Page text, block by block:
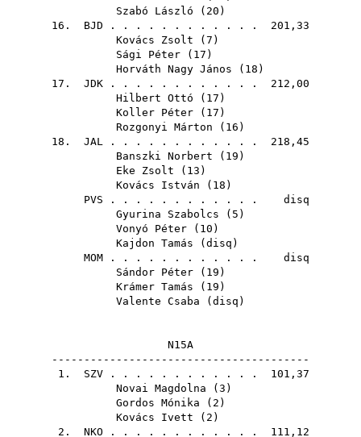
Szabó László ( 20 )
16. BJD . . . . . . . . . . . . 201,33
Kovács Zsolt ( 7 )
Sági Péter ( 17 )
Horváth Nagy János ( 18 )
17. JDK . . . . . . . . . . . . 212,00
Hilbert Ottó ( 17 )
Koller Péter ( 17 )
Rozgonyi Márton ( 16 )
18. JAL . . . . . . . . . . . . 218,45
Banszki Norbert ( 19 )
Eke Zsolt ( 13 )
Kovács István ( 18 )
PVS . . . . . . . . . . . . disq
Gyurina Szabolcs ( 5 )
Vonyó Péter ( 10 )
Kajdon Tamás ( disq )
MOM . . . . . . . . . . . . disq
Sándor Péter ( 19 )
Krámer Tamás ( 19 )
Valente Csaba ( disq )
N15A
----------------------------------------
1. SZV . . . . . . . . . . . . 101,37
Novai Magdolna ( 3 )
Gordos Mónika ( 2 )
Kovács Ivett ( 2 )
2. NKO . . . . . . . . . . . . 111,12